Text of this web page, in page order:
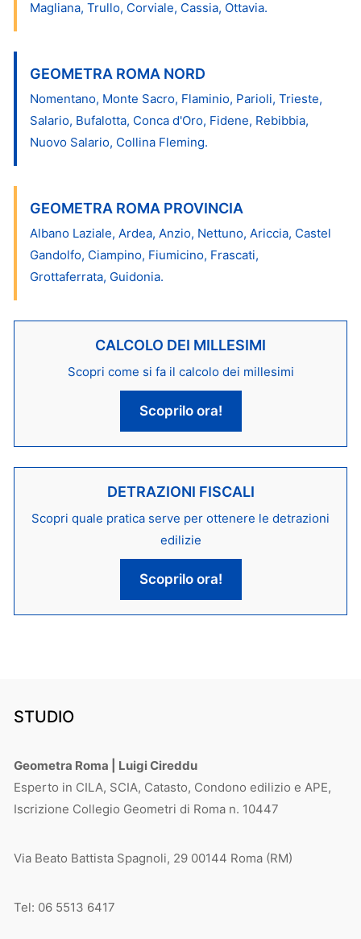
Magliana, Trullo, Corviale, Cassia, Ottavia.
GEOMETRA ROMA NORD
Nomentano, Monte Sacro, Flaminio, Parioli, Trieste,
Salario, Bufalotta, Conca d'Oro, Fidene, Rebibbia,
Nuovo Salario, Collina Fleming.
GEOMETRA ROMA PROVINCIA
Albano Laziale, Ardea, Anzio, Nettuno, Ariccia, Castel
Gandolfo, Ciampino, Fiumicino, Frascati,
Grottaferrata, Guidonia.
CALCOLO DEI MILLESIMI
Scopri come si fa il calcolo dei millesimi
Scoprilo ora!
DETRAZIONI FISCALI
Scopri quale pratica serve per ottenere le detrazioni
edilizie
Scoprilo ora!
STUDIO
Geometra Roma | Luigi Cireddu
Esperto in CILA, SCIA, Catasto, Condono edilizio e APE,
Iscrizione Collegio Geometri di Roma n. 10447
Via Beato Battista Spagnoli, 29 00144 Roma (RM)
Tel: 06 5513 6417